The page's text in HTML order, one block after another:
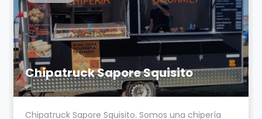
Chipatruck Sapore Squisito
Chipatruck Sapore Squisito. Somos una chipería